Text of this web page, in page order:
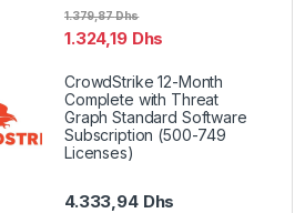
1.324,19 Dhs
1.379,87Dhs
CrowdStrike 12-Month
Complete with Threat
Graph Standard Software
Subscription (500-749
Licenses)
4.333,94 Dhs